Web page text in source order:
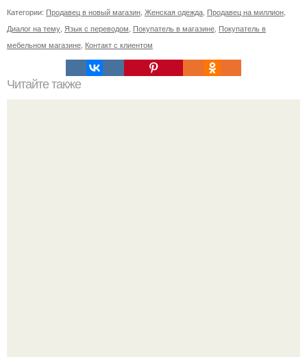
Категории: Продавец в новый магазин Женская одежда Продавец на миллион
Диалог на тему Язык с переводом Покупатель в магазине Покупатель в
мебельном магазине Контакт с клиентом
Читайте также